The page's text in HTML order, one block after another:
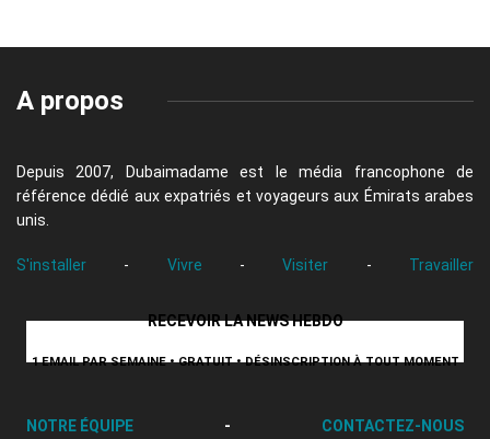
A propos
Depuis 2007, Dubaimadame est le média francophone de
référence dédié aux expatriés et voyageurs aux Émirats arabes
unis.
S'installer - Vivre - Visiter - Travailler
RECEVOIR LA NEWS HEBDO
1 EMAIL PAR SEMAINE • GRATUIT • DÉSINSCRIPTION À TOUT MOMENT
NOTRE ÉQUIPE - CONTACTEZ-NOUS